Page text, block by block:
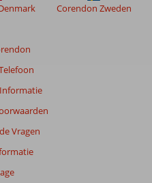
Vragen
Corendon Zweden